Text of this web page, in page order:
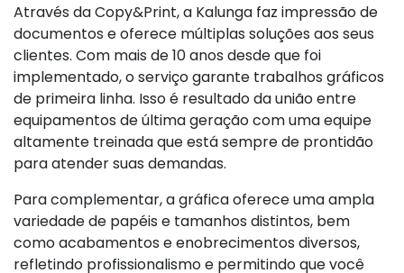
Através da Copy&Print, a Kalunga faz impressão de
documentos e oferece múltiplas soluções aos seus
clientes. Com mais de 10 anos desde que foi
implementado, o serviço garante trabalhos gráficos
de primeira linha. Isso é resultado da união entre
equipamentos de última geração com uma equipe
altamente treinada que está sempre de prontidão
para atender suas demandas.
Para complementar, a gráfica oferece uma ampla
variedade de papéis e tamanhos distintos, bem
como acabamentos e enobrecimentos diversos,
refletindo profissionalismo e permitindo que você